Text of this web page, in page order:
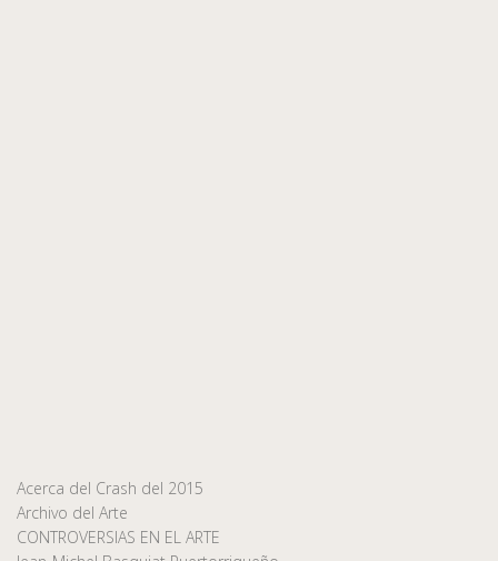
Acerca del Crash del 2015
Archivo del Arte
CONTROVERSIAS EN EL ARTE